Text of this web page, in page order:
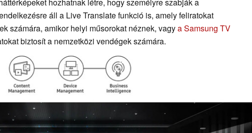
áll a Live Translate funkció is, amely feliratokat
számára, amikor helyi műsorokat néznek, vagya Samsung TV
biztosít a nemzetközi vendégek számára.